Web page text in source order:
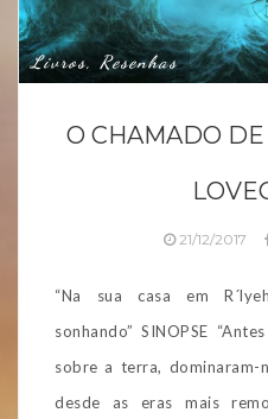
Livros, Resenhas
O CHAMADO DE
21/12/2017
“Na sua casa em
sonhando” SINOPSE
sobre a terra, dominaram-
desde as eras mais